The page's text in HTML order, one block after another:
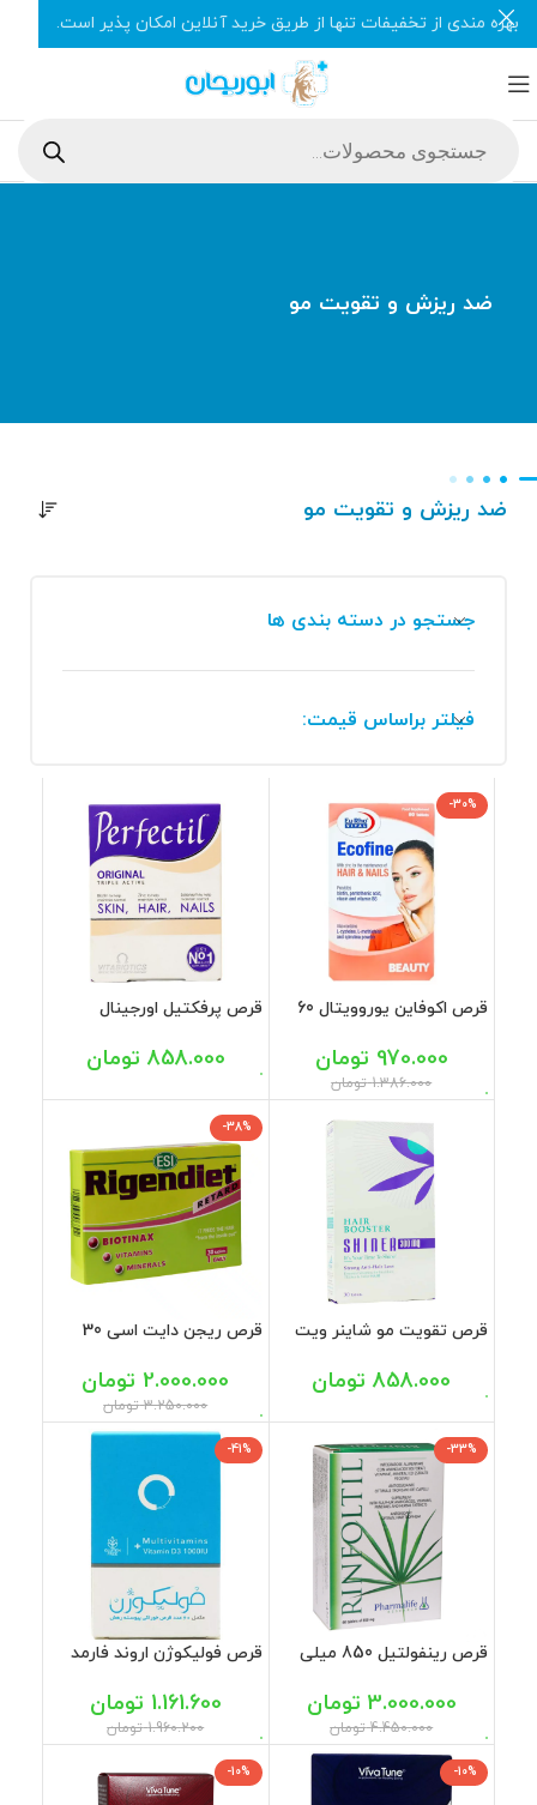
ضد ریزش و تقویت مو
ضد ریزش و تقویت مو
جستجو در دسته بندی ها
فیلتر براساس قیمت:
-30%
قرص اکوفاین یوروویتال 60
1.386.000 تومان
970.000 تومان
قرص پرفکتیل اورجینال
858.000 تومان
قرص تقویت مو شاینر ویت
858.000 تومان
-38%
قرص ریجن دایت اسی 30
3.250.000 تومان
2.000.000 تومان
-33%
قرص رینفولتیل 850 میلی
4.450.000 تومان
3.000.000 تومان
-41%
قرص فولیکوژن اروند فارمد
1.960.200 تومان
1.161.600 تومان
-10%
-10%
بهره مندی از تخفیفات تنها از طریق خرید آنلاین امکان پذیر است.